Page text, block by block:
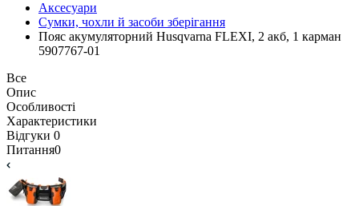
Аксесуари
Сумки, чохли й засоби зберігання
Пояс акумуляторний Husqvarna FLEXI, 2 акб, 1 карман
5907767-01
Все
Опис
Особливості
Характеристики
Відгуки 0
Питання0